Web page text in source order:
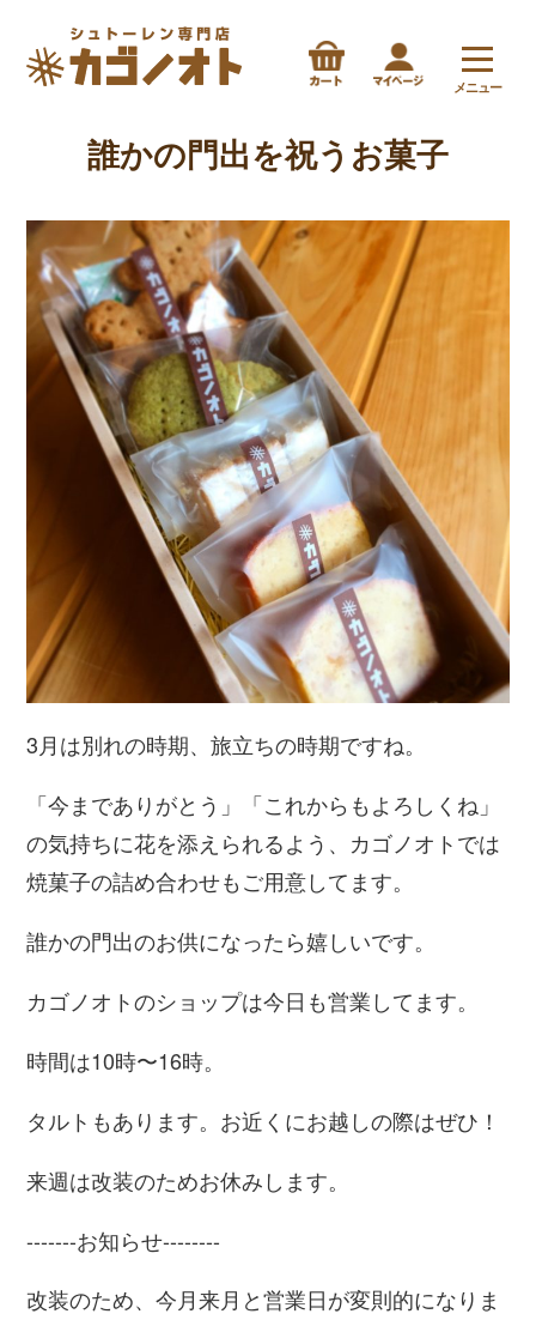
メニュー
誰かの門出を祝うお菓子
3月は別れの時期、旅立ちの時期ですね。
「今までありがとう」「これからもよろしくね」
の気持ちに花を添えられるよう、カゴノオトでは
焼菓子の詰め合わせもご用意してます。
誰かの門出のお供になったら嬉しいです。
カゴノオトのショップは今日も営業してます。
時間は10時〜16時。
タルトもあります。お近くにお越しの際はぜひ！
来週は改装のためお休みします。
-------お知らせ--------
改装のため、今月来月と営業日が変則的になりま